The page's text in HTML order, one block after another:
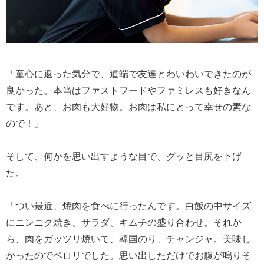
「童心に返った気分で、道端で友達とわいわいできたのが
良かった。本当はファストフードやファミレスも好きなん
です。あと、お肉も大好物。お肉は私にとって幸せの素な
ので！」
そして、何かを思い出すような目で、グッと目尻を下げ
た。
「つい最近、焼肉を食べに行ったんです。白飯の中サイズ
にニンニク焼き、サラダ、キムチの盛り合わせ。それか
ら、肉をガッツリ焼いて、韓国のり、チャンジャ。美味し
かったのでペロリでした。思い出しただけでお腹が鳴りそ